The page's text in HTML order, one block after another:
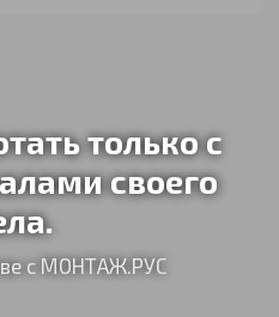
только с
своего
с МОНТАЖ.РУС